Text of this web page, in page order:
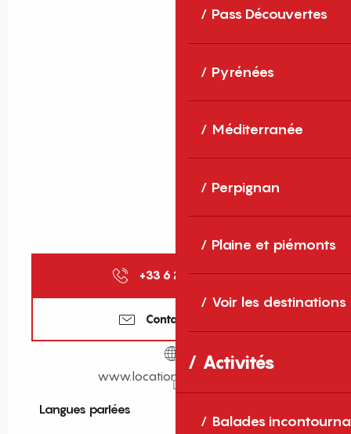
Pass Découvertes
Pyrénées
Méditerranée
Perpignan
Plaine et piémonts
Voir les destinations
Activités
Balades
+33 6 25 08 27▒▒
Contactez-nous
www.locationcasanostra.fr
Langues parlées
Langues parlées